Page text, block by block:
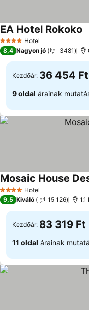
4 KategóriaHotel
EA Hotel Rokoko
8,4 Nagyon jó 3481
Kezdőár: 36 454 Ft
9 oldal árainak
4 KategóriaHotel
Mosaic House
9,5 Kiváló 15 126
Kezdőár: 83 319 Ft
11 oldal árainak